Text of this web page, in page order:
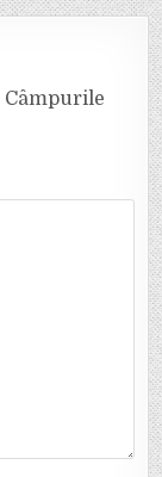
Câmpurile